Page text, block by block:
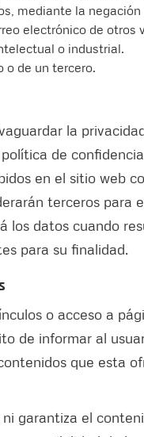
mediante la negación
electrónico de otros
o industrial.
o de un tercero.
la
de
en el sitio web
terceros para
los datos cuando
para su finalidad.
o acceso a
de informar al
que esta
garantiza el